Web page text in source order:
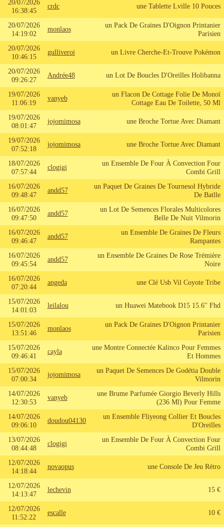
20/07/2026
16:38:45
crdc une Tablette Lville 10 Pouces
20/07/2026
14:19:02
monlaos
un Pack De Graines D'Oignon Printanier
Parisien
20/07/2026
10:46:15
gulliveroi un Livre Cherche-Et-Trouve Pokémon
20/07/2026
09:26:27
Andrée48 un Lot De Boucles D'Oreilles Holibanna
19/07/2026
11:06:19
vanyeb
un Flacon De Cottage Folie De Monoï
Cottage Eau De Toilette, 50 Ml
19/07/2026
08:01:47
jojomimosa une Broche Tortue Avec Diamant
19/07/2026
07:52:18
jojomimosa une Broche Tortue Avec Diamant
18/07/2026
07:57:44
clogigi
un Ensemble De Four À Convection Four
Combi Grill
16/07/2026
09:48:47
andd57
un Paquet De Graines De Tournesol Hybride
De Batlle
16/07/2026
09:47:50
andd57
un Lot De Semences Florales Multicolores
Belle De Nuit Vilmorin
16/07/2026
09:46:47
andd57
un Ensemble De Graines De Fleurs
Rampantes
16/07/2026
09:45:54
andd57
un Ensemble De Graines De Rose Trémière
Noire
16/07/2026
07:20:44
angeda une Clé Usb Vil Coyote Tribe
15/07/2026
14:01:03
leilalou un Huawei Matebook D15 15.6'' Fhd
15/07/2026
13:51:46
monlaos
un Pack De Graines D'Oignon Printanier
Parisien
15/07/2026
09:46:41
cayla
une Montre Connectée Kalinco Pour Femmes
Et Hommes
15/07/2026
07:00:34
jojomimosa
un Paquet De Semences De Godétia Double
Vilmorin
14/07/2026
12:30:53
vanyeb
une Brume Parfumée Giorgio Beverly Hills
(236 Ml) Pour Femme
14/07/2026
09:06:10
doudou04130
un Ensemble Fliyeong Collier Et Boucles
D'Oreilles
13/07/2026
08:44:48
clogigi
un Ensemble De Four À Convection Four
Combi Grill
12/07/2026
14:18:44
novaopus une Console De Jeu Rétro
12/07/2026
14:13:47
lechevin 15 €
12/07/2026
11:52:22
escalle 10 €